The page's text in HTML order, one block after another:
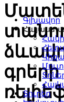
Գլխավոր
Տուրեր